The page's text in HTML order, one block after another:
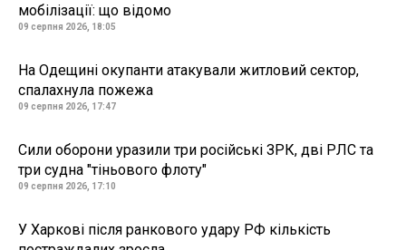
мобілізації: що відомо
09 серпня 2026, 18:05
На Одещині окупанти атакували житловий сектор,
спалахнула пожежа
09 серпня 2026, 17:47
Сили оборони уразили три російські ЗРК, дві РЛС та
три судна "тіньового флоту"
09 серпня 2026, 17:10
У Харкові після ранкового удару РФ кількість